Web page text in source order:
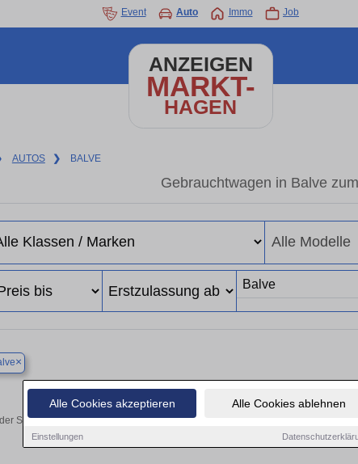
Alle Cookies akzeptieren Alle Cookies ablehnen
Einstellungen
Event Auto Immo Job
ANZEIGEN
MARKT-
HAGEN
AUTOS ❯ BALVE
Gebrauchtwagen in Balve
×
Ihr perfektes Autoangebot in Balve –
Suche nach einem Gebrauchtwagen in Balve? Ob Kleinwagen, SUV,
Auto kostenlos oder finden Sie Ihr nächstes